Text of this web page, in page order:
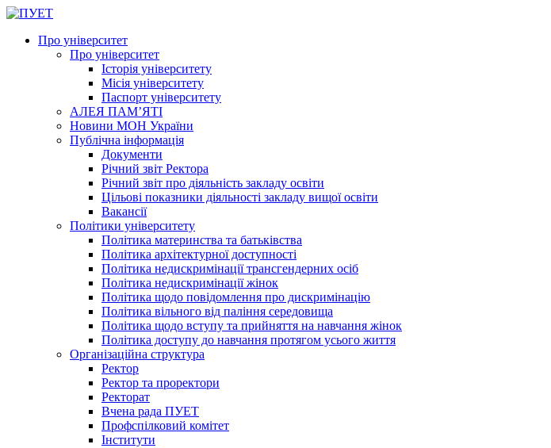
Про університет
Про університет
Історія університету
Місія університету
Паспорт університету
АЛЕЯ ПАМ’ЯТІ
Новини МОН України
Публічна інформація
Документи
Річний звіт Ректора
Річний звіт про діяльність закладу освіти
Цільові показники діяльності закладу вищої освіти
Вакансії
Політики університету
Політика материнства та батьківства
Політика архітектурної доступності
Політика недискримінації трансгендерних осіб
Політика недискримінації жінок
Політика щодо повідомлення про дискримінацію
Політика вільного від паління середовища
Політика щодо вступу та прийняття на навчання жінок
Політика доступу до навчання протягом усього життя
Організаційна структура
Ректор
Ректор та проректори
Ректорат
Вчена рада ПУЕТ
Профспілковий комітет
Інститути